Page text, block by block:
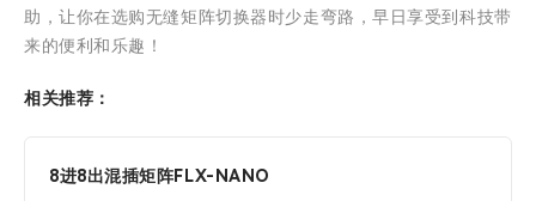
助，让你在选购无缝矩阵切换器时少走弯路，早日享受到科技带
来的便利和乐趣！
相关推荐：
8进8出混插矩阵FLX-NANO